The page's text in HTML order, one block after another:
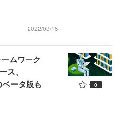
2022/03/15
ムワーク
ス、
ータ版も
0